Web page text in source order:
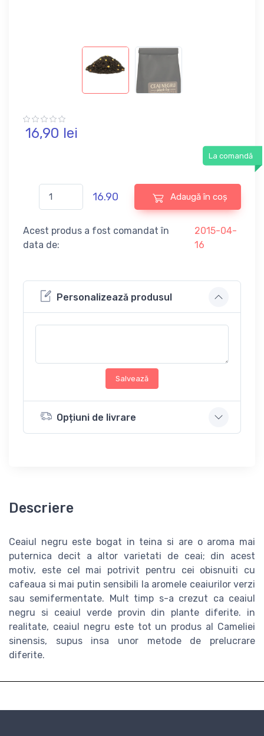
16,90 lei
La comandă
16.90 Adaugă în coș
Acest produs a fost comandat în
data de:
2015-04-
16
Personalizează produsul
Salvează
Opțiuni de livrare
Descriere
Ceaiul negru este bogat in teina si are o aroma mai
puternica decit a altor varietati de ceai; din acest
motiv, este cel mai potrivit pentru cei obisnuiti cu
cafeaua si mai putin sensibili la aromele ceaiurilor verzi
sau semifermentate. Mult timp s-a crezut ca ceaiul
negru si ceaiul verde provin din plante diferite. in
realitate, ceaiul negru este tot un produs al Cameliei
sinensis, supus insa unor metode de prelucrare
diferite.